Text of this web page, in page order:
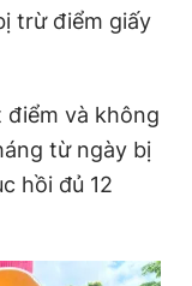
trừ điểm giấy
điểm và không
từ ngày bị
hồi đủ 12